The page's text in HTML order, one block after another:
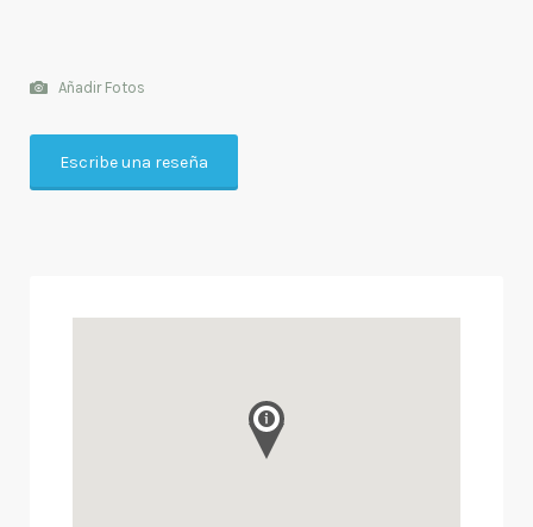
Añadir Fotos
Escribe una reseña